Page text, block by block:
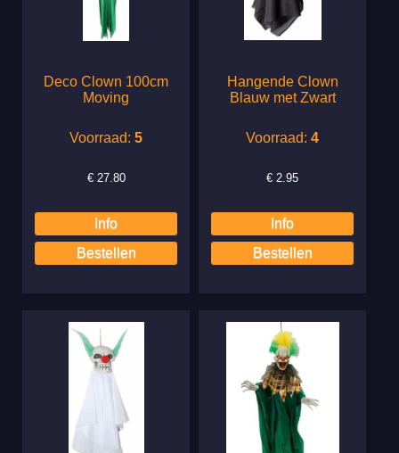
Deco Clown 100cm
Moving
Voorraad:5
€ 27.80
Hangende Clown
Blauw met Zwart
Voorraad:4
€ 2.95